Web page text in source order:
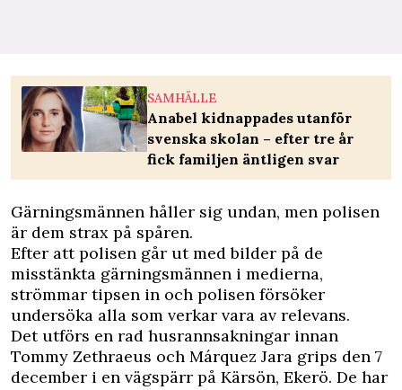
SAMHÄLLE
Anabel kidnappades utanför
svenska skolan – efter tre år
fick familjen äntligen svar
Gärningsmännen håller sig undan, men polisen
är dem strax på spåren.
Efter att polisen går ut med bilder på de
misstänkta gärningsmännen i medierna,
strömmar tipsen in och polisen försöker
undersöka alla som verkar vara av relevans.
Det utförs en rad husrannsakningar innan
Tommy Zethraeus och Márquez Jara grips den 7
december i en vägspärr på Kärsön, Ekerö. De har